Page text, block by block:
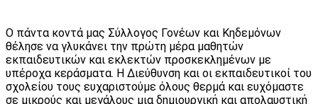
Ο πάντα κοντά μας Σύλλογος Γονέων και Κηδεμόνων
θέλησε να γλυκάνει την πρώτη μέρα μαθητών
εκπαιδευτικών και εκλεκτών προσκεκλημένων με
υπέροχα κεράσματα. Η Διεύθυνση και οι εκπαιδευτικοί του
σχολείου τους ευχαριστούμε όλους θερμά και ευχόμαστε
σε μικρούς και μεγάλους μια δημιουργική και απολαυστική